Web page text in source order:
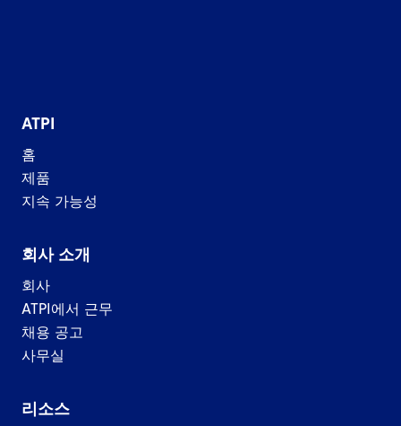
ATPI
홈
제품
지속 가능성
회사 소개
회사
ATPI에서 근무
채용 공고
사무실
리소스